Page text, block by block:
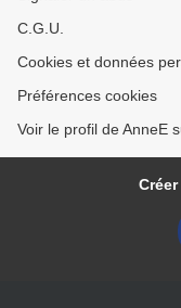
C.G.U.
Cookies et données
Préférences cookies
Voir le profil de AnneE